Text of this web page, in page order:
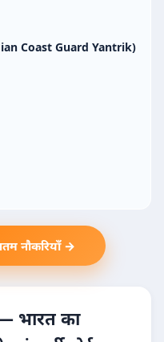
Coast Guard Yantrik)
नौकरियाँ →
भारत का